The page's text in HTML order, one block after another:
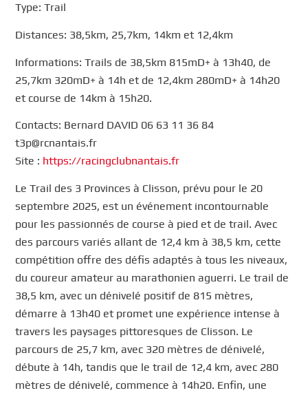
Type: Trail
Distances: 38,5km, 25,7km, 14km et 12,4km
Informations: Trails de 38,5km 815mD+ à 13h40, de
25,7km 320mD+ à 14h et de 12,4km 280mD+ à 14h20
et course de 14km à 15h20.
Contacts: Bernard DAVID 06 63 11 36 84
t3p@rcnantais.fr
Site : https://racingclubnantais.fr
Le Trail des 3 Provinces à Clisson, prévu pour le 20
septembre 2025, est un événement incontournable
pour les passionnés de course à pied et de trail. Avec
des parcours variés allant de 12,4 km à 38,5 km, cette
compétition offre des défis adaptés à tous les niveaux,
du coureur amateur au marathonien aguerri. Le trail de
38,5 km, avec un dénivelé positif de 815 mètres,
démarre à 13h40 et promet une expérience intense à
travers les paysages pittoresques de Clisson. Le
parcours de 25,7 km, avec 320 mètres de dénivelé,
débute à 14h, tandis que le trail de 12,4 km, avec 280
mètres de dénivelé, commence à 14h20. Enfin, une